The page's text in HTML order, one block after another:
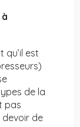
qu’il est
de la
pas
devoir de